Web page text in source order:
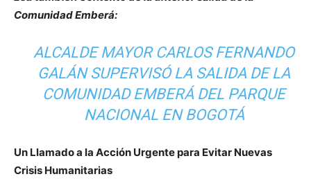
Comunidad Emberá:
ALCALDE MAYOR CARLOS FERNANDO
GALÁN SUPERVISÓ LA SALIDA DE LA
COMUNIDAD EMBERÁ DEL PARQUE
NACIONAL EN BOGOTÁ
Un Llamado a la Acción Urgente para Evitar Nuevas
Crisis Humanitarias